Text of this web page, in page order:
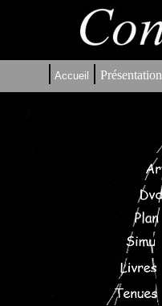
| Accueil | Présentation